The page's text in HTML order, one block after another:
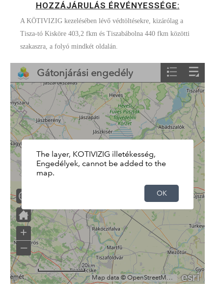
HOZZÁJÁRULÁS ÉRVÉNYESSÉGE:
A KÖTIVIZIG kezelésében lévő védtöltésekre, kizárólag a
Tisza-tó Kisköre 403,2 fkm és Tiszabábolna 440 fkm közötti
szakaszra, a folyó mindkét oldalán.